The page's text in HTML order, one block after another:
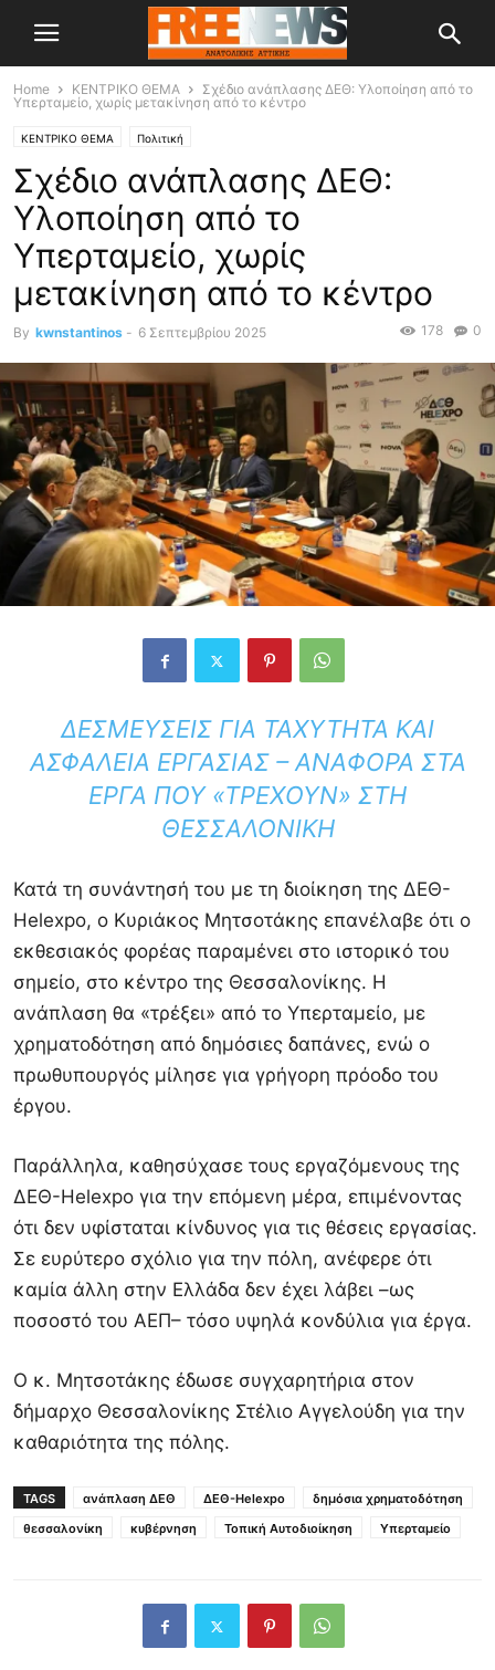
Home ΚΕΝΤΡΙΚΟ ΘΕΜΑ
Σχέδιο ανάπλασης ΔΕΘ: Υλοποίηση από το
Υπερταμείο, χωρίς μετακίνηση από το κέντρο
ΚΕΝΤΡΙΚΟ ΘΕΜΑ Πολιτική
Σχέδιο ανάπλασης ΔΕΘ:
Υλοποίηση από το
Υπερταμείο, χωρίς
μετακίνηση από το κέντρο
By kwnstantinos - 6 Σεπτεμβρίου 2025 0
178
ΔΕΣΜΕΎΣΕΙΣ ΓΙΑ ΤΑΧΎΤΗΤΑ ΚΑΙ
ΑΣΦΆΛΕΙΑ ΕΡΓΑΣΊΑΣ – ΑΝΑΦΟΡΆ ΣΤΑ
ΈΡΓΑ ΠΟΥ «ΤΡΈΧΟΥΝ» ΣΤΗ
ΘΕΣΣΑΛΟΝΊΚΗ
Κατά τη συνάντησή του με τη διοίκηση της ΔΕΘ-
Helexpo, ο Κυριάκος Μητσοτάκης επανέλαβε ότι ο
εκθεσιακός φορέας παραμένει στο ιστορικό του
σημείο, στο κέντρο της Θεσσαλονίκης. Η
ανάπλαση θα «τρέξει» από το Υπερταμείο, με
χρηματοδότηση από δημόσιες δαπάνες, ενώ ο
πρωθυπουργός μίλησε για γρήγορη πρόοδο του
έργου.
Παράλληλα, καθησύχασε τους εργαζόμενους της
ΔΕΘ-Helexpo για την επόμενη μέρα, επιμένοντας
ότι δεν υφίσταται κίνδυνος για τις θέσεις εργασίας.
Σε ευρύτερο σχόλιο για την πόλη, ανέφερε ότι
καμία άλλη στην Ελλάδα δεν έχει λάβει –ως
ποσοστό του ΑΕΠ– τόσο υψηλά κονδύλια για έργα.
Ο κ. Μητσοτάκης έδωσε συγχαρητήρια στον
δήμαρχο Θεσσαλονίκης Στέλιο Αγγελούδη για την
καθαριότητα της πόλης.
TAGS ανάπλαση ΔΕΘ ΔΕΘ-Helexpo
δημόσια χρηματοδότηση
θεσσαλονίκη
κυβέρνηση Τοπική Αυτοδιοίκηση Υπερταμείο